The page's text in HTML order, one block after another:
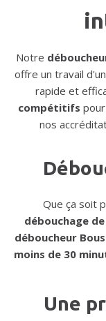
Notre
offre un travail
rapide et
compétitifs
nos
Que ça soit
débouchage
déboucheur Bous
moins de 30
Une